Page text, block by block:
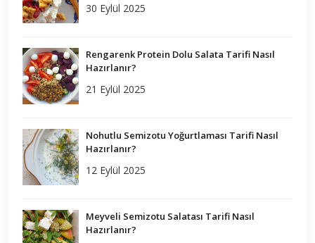
30 Eylül 2025
Rengarenk Protein Dolu Salata Tarifi Nasıl
Hazırlanır?
21 Eylül 2025
Nohutlu Semizotu Yoğurtlaması Tarifi Nasıl
Hazırlanır?
12 Eylül 2025
Meyveli Semizotu Salatası Tarifi Nasıl
Hazırlanır?